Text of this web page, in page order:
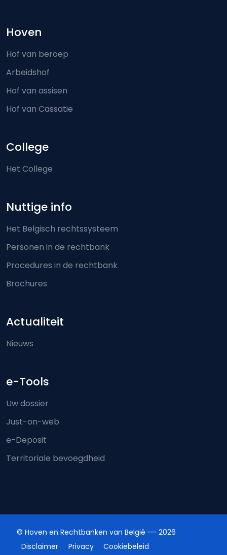
Hoven
Hof van beroep
Arbeidshof
Hof van assisen
Hof van Cassatie
College
Het College
Nuttige info
Het Belgisch rechtssysteem
Personen in de rechtbank
Procedures in de rechtbank
Brochures
Actualiteit
Nieuws
e-Tools
Uw dossier
Just-on-web
e-Deposit
Territoriale bevoegdheid
© Hoven en Rechtbanken van België
2026
Disclaimer
Privacy Cookiebeleid